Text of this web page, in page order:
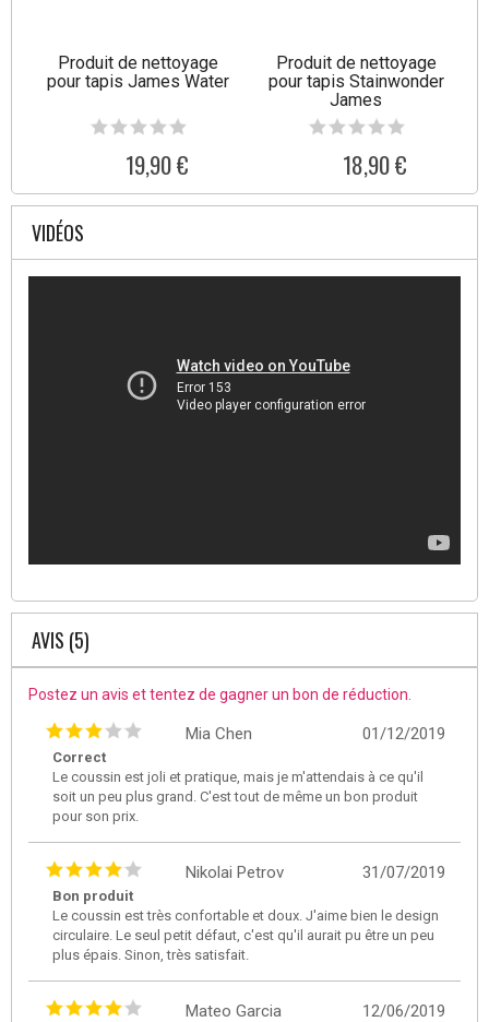
Produit de nettoyage
pour tapis James Water
19,90 €
Produit de nettoyage
pour tapis Stainwonder
James
18,90 €
VIDÉOS
AVIS (5)
Postez un avis et tentez de gagner un bon de réduction.
01/12/2019
Mia Chen
Correct
Le coussin est joli et pratique, mais je m'attendais à ce qu'il
soit un peu plus grand. C'est tout de même un bon produit
pour son prix.
31/07/2019
Nikolai Petrov
Bon produit
Le coussin est très confortable et doux. J'aime bien le design
circulaire. Le seul petit défaut, c'est qu'il aurait pu être un peu
plus épais. Sinon, très satisfait.
12/06/2019
Mateo Garcia